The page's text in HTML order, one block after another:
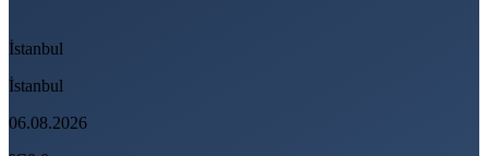
İstanbul
İstanbul
06.08.2026